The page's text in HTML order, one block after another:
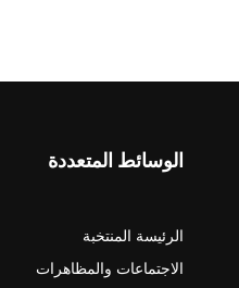
الوسائط المتعددة
الرئيسة المنتخبة
الاجتماعات والمظاهرات